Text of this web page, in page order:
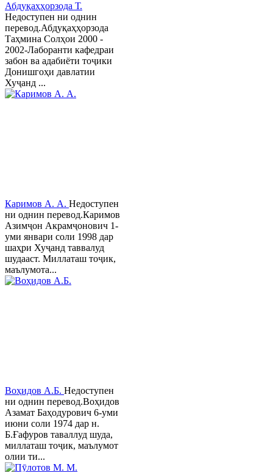
Абдуқаҳҳорзода Т.
Недоступен ни однин
перевод.Абдуқаҳҳорзода
Таҳмина Солҳои 2000 -
2002-Лаборанти кафедраи
забон ва адабиёти тоҷики
Донишгоҳи давлатии
Хуҷанд ...
Каримов А. А. Недоступен
ни однин перевод.Каримов
Азимҷон Акрамҷонович 1-
уми январи соли 1998 дар
шаҳри Хуҷанд таввалуд
шудааст. Миллаташ тоҷик,
маълумота...
Воҳидов А.Б. Недоступен
ни однин перевод.Воҳидов
Азамат Баҳодурович 6-уми
июни соли 1974 дар н.
Б.Ғафуров таваллуд шуда,
миллаташ тоҷик, маълумот
олии ти...